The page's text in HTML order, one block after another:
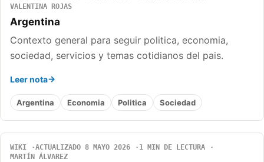
VALENTINA ROJAS
Argentina
Contexto general para seguir politica, economia,
sociedad, servicios y temas cotidianos del pais.
Leer nota
Argentina Economia Politica Sociedad
WIKI ACTUALIZADO 8 MAYO 2026
1 MIN DE LECTURA
MARTÍN ÁLVAREZ